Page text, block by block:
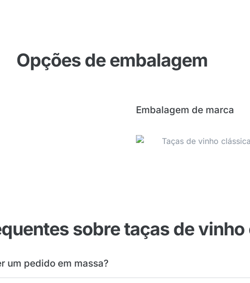
Opções de embalagem
Embalagem de marca
sobre taças de
um pedido em massa?